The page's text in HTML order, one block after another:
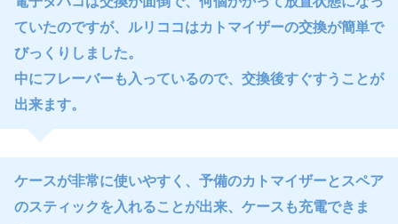
ていたのですが、ルリココはカトマイザーの交換が簡単で
びっくりしました。
中にフレーバーも入っているので、交換後すぐすうことが
出来ます。
ケースが非常に使いやすく、予備のカトマイザーとスペア
のスティックを入れることが出来、ケースも充電できま